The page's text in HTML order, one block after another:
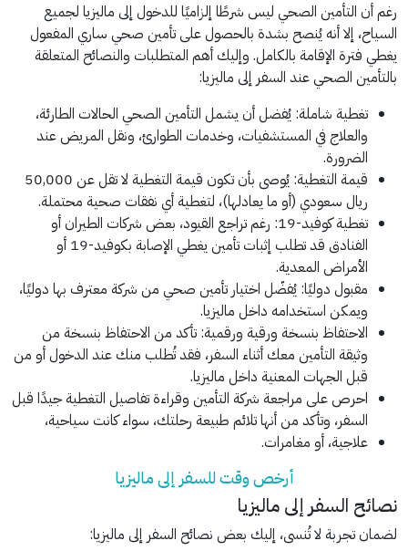
رغم أن التأمين الصحي ليس شرطًا إلزاميًا للدخول إلى ماليزيا لجميع
السياح، إلا أنه يُنصح بشدة بالحصول على تأمين صحي ساري المفعول
يغطي فترة الإقامة بالكامل. وإليك أهم المتطلبات والنصائح المتعلقة
بالتأمين الصحي عند السفر إلى ماليزيا:
تغطية شاملة: يُفضل أن يشمل التأمين الصحي الحالات الطارئة،
والعلاج في المستشفيات، وخدمات الطوارئ، ونقل المريض عند
الضرورة.
قيمة التغطية: يُوصى بأن تكون قيمة التغطية لا تقل عن 50,000
ريال سعودي (أو ما يعادلها)، لتغطية أي نفقات صحية محتملة.
تغطية كوفيد-19: رغم تراجع القيود، بعض شركات الطيران أو
الفنادق قد تطلب إثبات تأمين يغطي الإصابة بكوفيد-19 أو
الأمراض المعدية.
مقبول دوليًا: يُفضّل اختيار تأمين صحي من شركة معترف بها دوليًا،
ويمكن استخدامه داخل ماليزيا.
الاحتفاظ بنسخة ورقية ورقمية: تأكد من الاحتفاظ بنسخة من
وثيقة التأمين معك أثناء السفر، فقد تُطلب منك عند الدخول أو من
قبل الجهات المعنية داخل ماليزيا.
احرص على مراجعة شركة التأمين وقراءة تفاصيل التغطية جيدًا قبل
السفر، وتأكد من أنها تلائم طبيعة رحلتك، سواء كانت سياحية،
علاجية، أو مغامرات.
أرخص وقت للسفر إلى ماليزيا
نصائح السفر إلى ماليزيا
لضمان تجربة لا تُنسى، إليك بعض نصائح السفر إلى ماليزيا: